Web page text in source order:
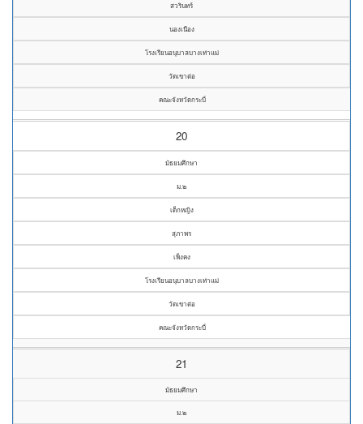
สวรินทร์
นองเนือง
โรงเรียนอนุบาลบางเท่าแม่
วัดเขาต่อ
คณะจังหวัดกระบี่
20
มัธยมศึกษา
ม.๒
เด็กหญิง
สุภาพร
เพ็งคง
โรงเรียนอนุบาลบางเท่าแม่
วัดเขาต่อ
คณะจังหวัดกระบี่
21
มัธยมศึกษา
ม.๒